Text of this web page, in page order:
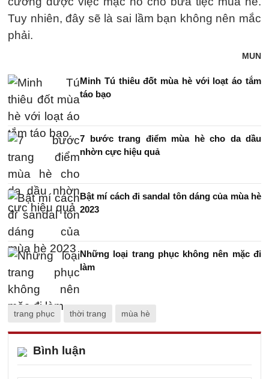
Tuy nhiên, đây sẽ là sai lầm bạn không nên mắc
phải.
MUN
Minh Tú thiêu đốt mùa hè với loạt áo tắm
táo bạo
7 bước trang điểm mùa hè cho da dầu
nhờn cực hiệu quả
Bật mí cách đi sandal tôn dáng của mùa hè
2023
Những loại trang phục không nên mặc đi
làm
trang phục thời trang mùa hè
Bình luận